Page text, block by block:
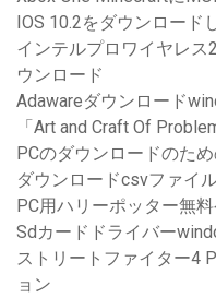
IOS 10.2をダウンロー
インテルプロワイヤレ
ウンロード
Adawareダウンロード
「Art and Craft Of
PCのダウンロードのた
ダウンロードcsvファイ
PC用ハリーポッター無
Sdカードドライバー
ストリートファイター4
ョン